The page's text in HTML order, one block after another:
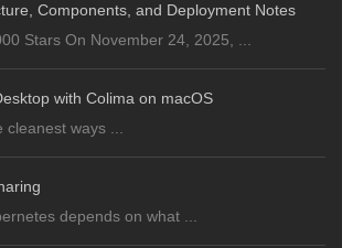
Components, and Deployment Notes
Stars On November 24, 2025, ...
with Colima on macOS
ways ...
depends on what ...